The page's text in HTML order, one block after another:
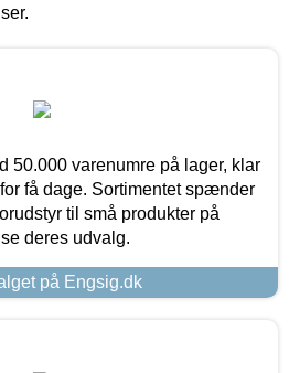
50.000 varenumre på lager, klar
få dage. Sortimentet spænder
til små produkter på
deres udvalg.
på Engsig.dk